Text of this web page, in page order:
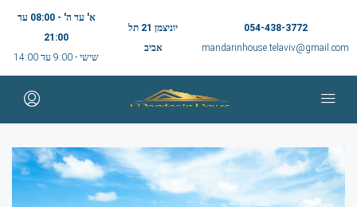
054-438-3772
mandarinhouse.telaviv@gmail.com
יוניצמן 21 תל
אביב
א' עד ה' - 08:00 עד
21:00
שישי - 9:00 עד 14:00